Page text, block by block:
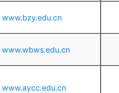
www.bzy.edu.cn
www.wbws.edu.cn
www.aycc.edu.cn